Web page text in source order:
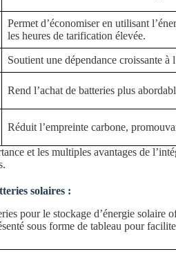
Permet d’économiser en utilisant
les heures de tarification élevée.
Soutient une dépendance croissante
Rend l’achat de batteries plus
Réduit l’empreinte carbone,
et les multiples avantages de
solaires :
pour le stockage d’énergie solaire
sous forme de tableau pour